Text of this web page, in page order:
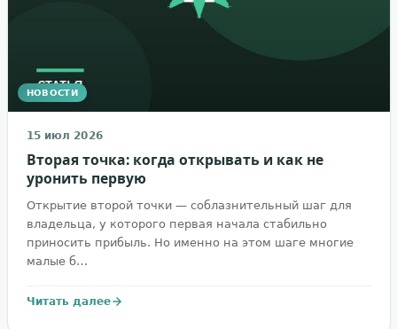
НОВОСТИ
15 июл 2026
Вторая точка: когда открывать и как не
уронить первую
Открытие второй точки — соблазнительный шаг для
владельца, у которого первая начала стабильно
приносить прибыль. Но именно на этом шаге многие
малые б…
Читать далее